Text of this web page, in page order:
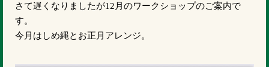
さて遅くなりましたが12月のワークショップのご案内で
す。
今月はしめ縄とお正月アレンジ。